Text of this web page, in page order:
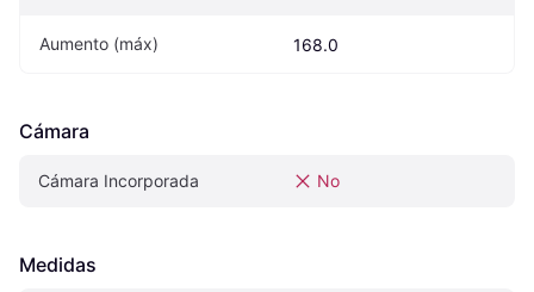
Aumento (máx) 168.0
Cámara
Cámara Incorporada No
Medidas